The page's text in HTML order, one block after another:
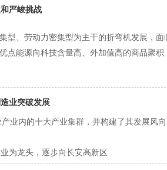
严峻挑战
型、劳动力密集型为主干的折弯机发展，
点能源向科技含量高、外加值高的商品聚
业突破发展
内的十大产业集群，并构建了其发展风向
为龙头，逐步向长安高新区